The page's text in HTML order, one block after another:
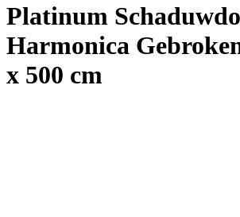
Platinum
Harmonica
x 500 cm